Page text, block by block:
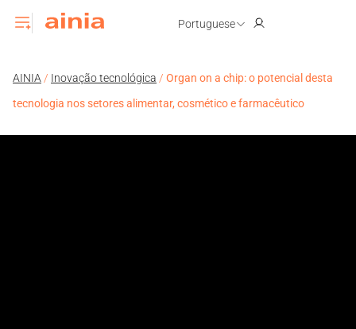
Portuguese
AINIA / Inovação tecnológica / Organ on a chip: o potencial desta
tecnologia nos setores alimentar, cosmético e farmacêutico